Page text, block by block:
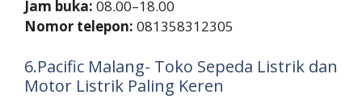
Jam buka: 08.00–18.00
Nomor telepon: 081358312305
6.Pacific Malang- Toko Sepeda Listrik dan
Motor Listrik Paling Keren